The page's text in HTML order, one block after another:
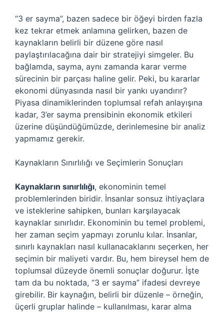
“3 er sayma”, bazen sadece bir öğeyi birden fazla
kez tekrar etmek anlamına gelirken, bazen de
kaynakların belirli bir düzene göre nasıl
paylaştırılacağına dair bir stratejiyi simgeler. Bu
bağlamda, sayma, aynı zamanda karar verme
sürecinin bir parçası haline gelir. Peki, bu kararlar
ekonomi dünyasında nasıl bir yankı uyandırır?
Piyasa dinamiklerinden toplumsal refah anlayışına
kadar, 3’er sayma prensibinin ekonomik etkileri
üzerine düşündüğümüzde, derinlemesine bir analiz
yapmamız gerekir.
Kaynakların Sınırlılığı ve Seçimlerin Sonuçları
Kaynakların sınırlılığı, ekonominin temel
problemlerinden biridir. İnsanlar sonsuz ihtiyaçlara
ve isteklerine sahipken, bunları karşılayacak
kaynaklar sınırlıdır. Ekonominin bu temel problemi,
her zaman seçim yapmayı zorunlu kılar. İnsanlar,
sınırlı kaynakları nasıl kullanacaklarını seçerken, her
seçimin bir maliyeti vardır. Bu, hem bireysel hem de
toplumsal düzeyde önemli sonuçlar doğurur. İşte
tam da bu noktada, “3 er sayma” ifadesi devreye
girebilir. Bir kaynağın, belirli bir düzenle – örneğin,
üçerli gruplar halinde – kullanılması, karar alma